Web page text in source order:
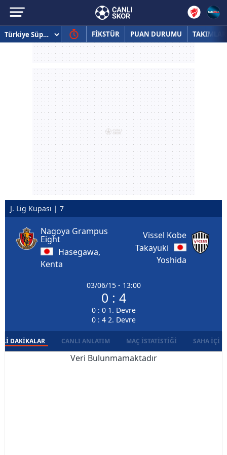
FİKSTÜR PUAN DURUMU TAKIMLAR
J. Lig Kupası | 7
Nagoya Grampus
Eight
Hasegawa,
Kenta
03/06/15 - 13:00
0 : 4
0 : 0 1. Devre
0 : 4 2. Devre
Vissel Kobe
Takayuki
Yoshida
DAKIKALAR CANLI ANLATIM MAÇ İSTATISTIĞI SAHA İÇI
Veri Bulunmamaktadır